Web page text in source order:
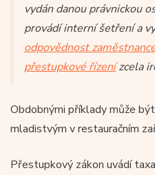
vydán danou právnickou
provádí interní šetření a
odpovědnost
přestupkové řízenízcela
Obdobnými příklady může
mladistvým v restauračním
Přestupkový zákon uvádí